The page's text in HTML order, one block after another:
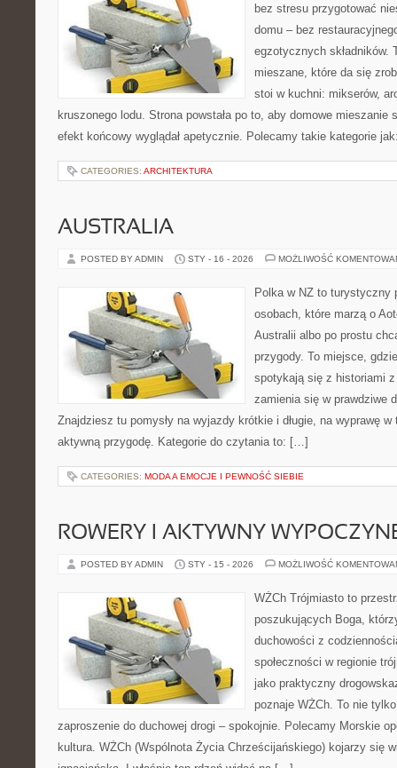
bez stresu przygotować
domu – bez
egzotycznych składników.
mieszane, które da się
stoi w kuchni: mikserów,
kruszonego lodu. Strona powstała po to, aby domowe mieszanie
efekt końcowy wyglądał apetycznie. Polecamy takie kategorie
CATEGORIES: ARCHITEKTURA
AUSTRALIA
POSTED BY ADMIN STY - 16 - 2026 MOŻLIWOŚĆ
Polka w NZ to turystyczny
osobach, które marzą o
Australii albo po prostu
przygody. To miejsce,
spotykają się z historiami z
zamienia się w prawdziwe
Znajdziesz tu pomysły na wyjazdy krótkie i długie, na wyprawę
aktywną przygodę. Kategorie do czytania to: […]
CATEGORIES: MODA A EMOCJE I PEWNOŚĆ SIEBIE
ROWERY I AKTYWNY
POSTED BY ADMIN STY - 15 - 2026 MOŻLIWOŚĆ
WŻCh Trójmiasto to
poszukujących Boga,
duchowości z
społeczności w regionie
jako praktyczny
poznaje WŻCh. To nie
zaproszenie do duchowej drogi – spokojnie. Polecamy Morskie
kultura. WŻCh (Wspólnota Życia Chrześcijańskiego) kojarzy się